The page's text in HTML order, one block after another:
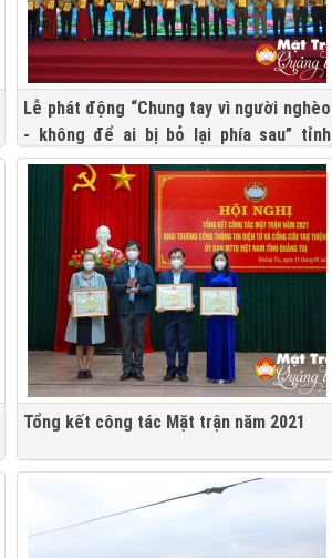
Lễ phát động “Chung tay vì người nghèo
- không để ai bị bỏ lại phía sau” tỉnh
Quảng Trị năm 2022
Tổng kết công tác Mặt trận năm 2021